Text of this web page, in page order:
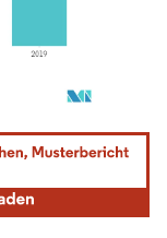
Namensnennung gemäß